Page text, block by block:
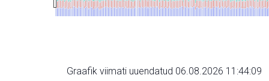
Graafik viimati uuendatud 06.08.2026 11:44:09